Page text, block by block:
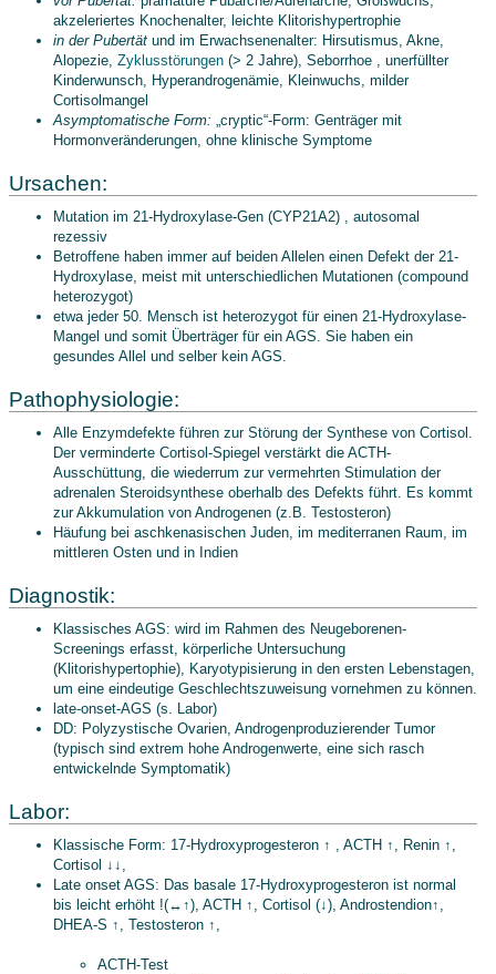
akzeleriertes Knochenalter, leichte Klitorishypertrophie
in der Pubertät und im Erwachsenenalter: Hirsutismus, Akne,
Alopezie, Zyklusstörungen (> 2 Jahre), Seborrhoe , unerfüllter
Kinderwunsch, Hyperandrogenämie, Kleinwuchs, milder
Cortisolmangel
Asymptomatische Form: „cryptic“-Form: Genträger mit
Hormonveränderungen, ohne klinische Symptome
Ursachen:
Mutation im 21-Hydroxylase-Gen (CYP21A2) , autosomal
rezessiv
Betroffene haben immer auf beiden Allelen einen Defekt der 21-
Hydroxylase, meist mit unterschiedlichen Mutationen (compound
heterozygot)
etwa jeder 50. Mensch ist heterozygot für einen 21-Hydroxylase-
Mangel und somit Überträger für ein AGS. Sie haben ein
gesundes Allel und selber kein AGS.
Pathophysiologie:
Alle Enzymdefekte führen zur Störung der Synthese von Cortisol.
Der verminderte Cortisol-Spiegel verstärkt die ACTH-
Ausschüttung, die wiederrum zur vermehrten Stimulation der
adrenalen Steroidsynthese oberhalb des Defekts führt. Es kommt
zur Akkumulation von Androgenen (z.B. Testosteron)
Häufung bei aschkenasischen Juden, im mediterranen Raum, im
mittleren Osten und in Indien
Diagnostik:
Klassisches AGS: wird im Rahmen des Neugeborenen-
Screenings erfasst, körperliche Untersuchung
(Klitorishypertophie), Karyotypisierung in den ersten Lebenstagen,
um eine eindeutige Geschlechtszuweisung vornehmen zu können.
late-onset-AGS (s. Labor)
DD: Polyzystische Ovarien, Androgenproduzierender Tumor
(typisch sind extrem hohe Androgenwerte, eine sich rasch
entwickelnde Symptomatik)
Labor:
Klassische Form: 17-Hydroxyprogesteron ↑ , ACTH ↑, Renin ↑,
Cortisol ↓↓,
Late onset AGS: Das basale 17-Hydroxyprogesteron ist normal
bis leicht erhöht !(↔↑), ACTH ↑, Cortisol (↓), Androstendion↑,
DHEA-S ↑, Testosteron ↑,
ACTH-Test